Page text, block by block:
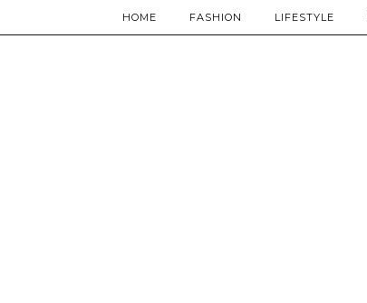
HOME FASHION LIFESTYLE